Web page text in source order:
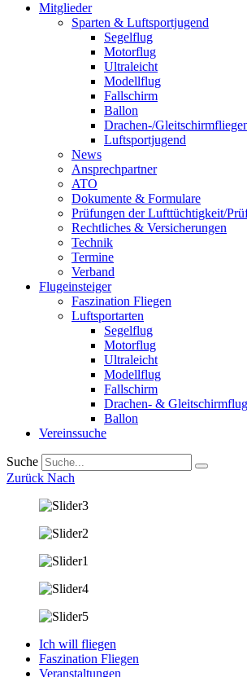
Mitglieder
Sparten & Luftsportjugend
Segelflug
Motorflug
Ultraleicht
Modellflug
Fallschirm
Ballon
Drachen-/
Luftsportjugend
News
Ansprechpartner
ATO
Dokumente & Formulare
Prüfungen der Lufttüchtigkeit/
Rechtliches & Versicherungen
Technik
Termine
Verband
Flugeinsteiger
Faszination Fliegen
Luftsportarten
Segelflug
Motorflug
Ultraleicht
Modellflug
Fallschirm
Drachen- & Gleitschirmflug
Ballon
Vereinssuche
Suche
Zurück Nach
Ich will fliegen
Faszination Fliegen
Veranstaltungen